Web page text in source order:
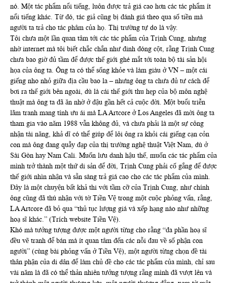
nó. Một tác phẩm nổi tiếng, luôn được trả giá cao hơn các tác phẩm ít
nổi tiếng khác. Từ đó, tác giả cũng bị đánh giá theo qua số tiền mà
người ta trả cho tác phâm của họ. Thị trường tự do là vậy.
Tôi chưa một lần quan tâm tới các tác phẩm của Trịnh Cung, nhưng
nhờ internet mà tôi biết chắc chắn như đinh đóng cột, rằng Trịnh Cung
chưa bao giờ đủ tầm để được thế giới ghé mắt tới toàn bộ tài sản hội
họa của ông ta. Ông ta có thể sống khỏe và làm giàu ở VN – một cái
giếng nho nhỏ giữa địa cầu bao la – nhưng ông ta chưa đủ tư cách để
bơi ra thế giới bên ngoài, dù là cái thế giới thu hẹp của bộ môn nghệ
thuật mà ông ta đã ăn nhờ ở đậu gần hết cả cuộc đời. Một buổi triễn
lãm tranh mang tính ưu ái mà LA Artcore ở Los Angeles đã mời ông ta
tham gia vào năm 1988 vẫn không đủ, và chưa phải là một sự công
nhận tài năng, khả dĩ có thể giúp để lôi ông ra khỏi cái giếng cạn cỏn
con mà ông đang quẫy đạp của thị trường nghệ thuật Việt Nam, dù ở
Sài Gòn hay Nam Cali. Muốn lưu danh hậu thế, muốn các tác phẩm của
mình trở thành một thứ di sản để đời, Trịnh Cung phải cố gắng để được
thế giới nhìn nhận và sẵn sàng trả giá cao cho các tác phẩm của mình.
Đây là một chuyện bất khả thi với tầm cỡ của Trịnh Cung, như chính
ông cũng đã thú nhận với tờ Tiền Vệ trong một cuộc phỏng vấn, rằng,
LA Artcore đã bỏ qua “thủ tục lượng giá và xếp hạng nào như những
hoạ sĩ khác.” (Trích website Tiền Vệ).
Khó mà tưởng tượng được một người từng cho rằng “đa phần hoạ sĩ
đều vẽ tranh để bán mà ít quan tâm đến các nỗi đau về số phận con
người” (cùng bài phỏng vấn ở Tiền Vệ), một người từng chọn đề tài
thân phận của di dân để làm chủ đề cho các tác phẩm của mình, chỉ sau
vài năm là đã có thể thản nhiên tưởng tượng rằng mình đã vượt lên và